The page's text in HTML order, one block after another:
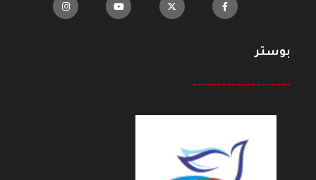
بوستر
--------------------